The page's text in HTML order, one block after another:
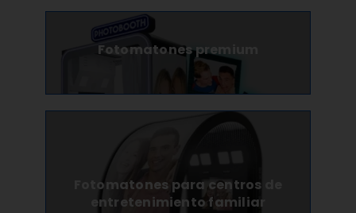
Fotomatones premium
Fotomatones para centros de
entretenimiento familiar